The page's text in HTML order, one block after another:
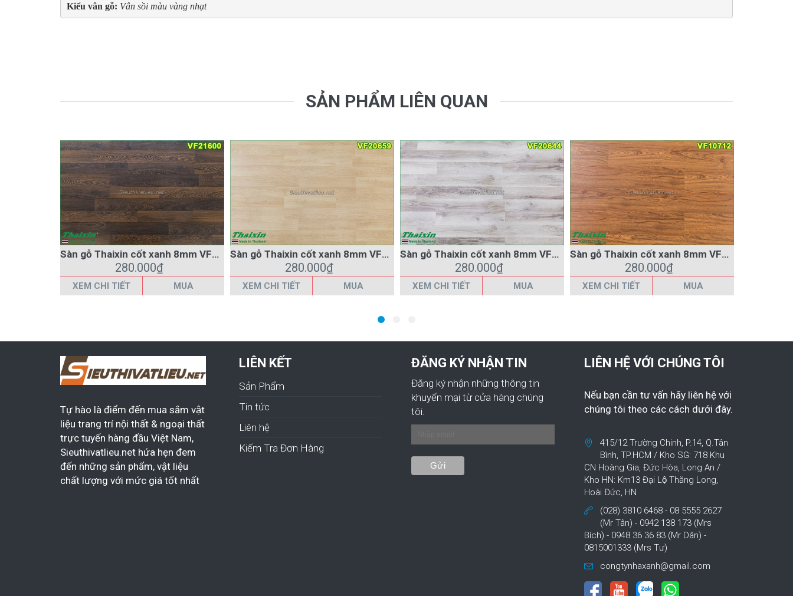
Kiểu vân gỗ: Vân sồi màu vàng nhạt
SẢN PHẨM LIÊN QUAN
Sàn gỗ Thaixin cốt xanh 8mm VF21600
280.000₫
XEM CHI TIẾT MUA
Sàn gỗ Thaixin cốt xanh 8mm VF20659
280.000₫
XEM CHI TIẾT MUA
Sàn gỗ Thaixin cốt xanh 8mm VF20644
280.000₫
XEM CHI TIẾT MUA
Sàn gỗ Thaixin cốt xanh 8mm VF10712
280.000₫
XEM CHI TIẾT MUA
Tự hào là điểm đến mua sắm vật
liệu trang trí nội thất & ngoại thất
trực tuyến hàng đầu Việt Nam,
Sieuthivatlieu.net hứa hẹn đem
đến những sản phẩm, vật liệu
chất lượng với mức giá tốt nhất
LIÊN KẾT
Sản Phẩm
Tin tức
Liên hệ
Kiếm Tra Đơn Hàng
ĐĂNG KÝ NHẬN TIN
Đăng ký nhận những thông tin
khuyến mại từ cửa hàng chúng
tôi.
LIÊN HỆ VỚI CHÚNG TÔI
Nếu bạn cần tư vấn hãy liên hệ với
chúng tôi theo các cách dưới đây.
415/12 Trường Chinh, P.14, Q.Tân
Bình, TP.HCM / Kho SG: 718 Khu
CN Hoàng Gia, Đức Hòa, Long An /
Kho HN: Km13 Đại Lộ Thăng Long,
Hoài Đức, HN
(028) 3810 6468 - 08 5555 2627
(Mr Tân) - 0942 138 173 (Mrs
Bích) - 0948 36 36 83 (Mr Dân) -
0815001333 (Mrs Tư)
congtynhaxanh@gmail.com